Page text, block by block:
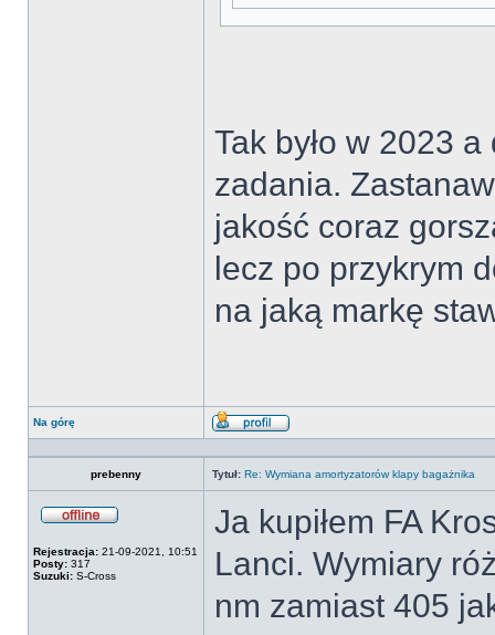
Tak było w 2023
zadania.
jakość coraz
lecz po przykrym
na jaką markę
Na górę
Wyświetl
prebenny
Tytuł: Re: Wymiana amortyzatorów klapy bagażnika
Rejestracja: 21-09-2021, 10:51
Posty: 317
Suzuki: S-Cross
Ja kupiłem FA
Lanci. Wymiary
nm zamiast 405